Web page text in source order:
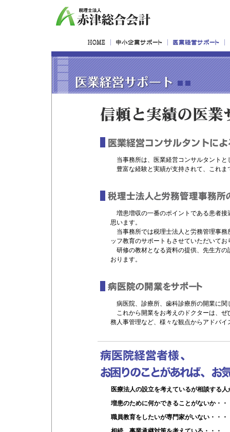
当事務所は、医業経営コンサルタントと
豊富な経験と実績が支持されて、これま
増患増収の一番のポイントである患者接
思います。
当事務所では税理士法人と労務管理事務
ッフ教育のサポートもさせていただいてお
研修の教材となる資料の提供、先生方の
おります。
病医院、診療所、歯科診療所の開業に関
これから開業をお考えのドクターは、ぜ
務人事管理など、様々な観点からアドバイ
医療法人の設立を考えているが相談する
増患のために何かできることがないか・・
職員教育をしたいが専門家がいない・・・